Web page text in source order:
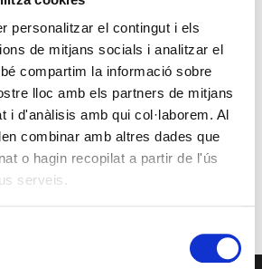
personalitzar el contingut i els
de mitjans socials i analitzar el
compartim la informació sobre
lloc amb els partners de mitjans
i d'anàlisis amb qui col·laborem. Al
combinar amb altres dades que
o hagin recopilat a partir de l'ús
serveis.
26 27
delegada del Govern a Lleida
Social. 40 anys d’Europa
-13:00